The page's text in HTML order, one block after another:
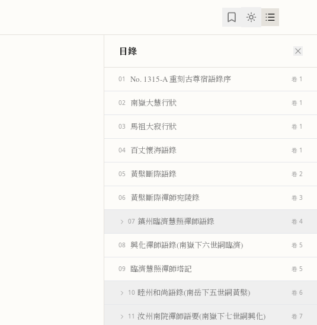
目錄
01 No. 1315-A 重刻古尊宿語錄序 卷 1
02 南嶽大慧行狀 卷 1
03 馬祖大寂行狀 卷 1
04 百丈懷海語錄 卷 1
05 黃檗斷際語錄 卷 2
06 黃檗斷際禪師宛陵錄 卷 3
07 鎮州臨濟慧照禪師語錄 卷 4
08 興化禪師語錄(南嶽下六世嗣臨濟) 卷 5
09 臨濟慧照禪師塔記 卷 5
10 睦州和尚語錄(南岳下五世嗣黃檗) 卷 6
11 汝州南院禪師語要(南嶽下七世嗣興化) 卷 7